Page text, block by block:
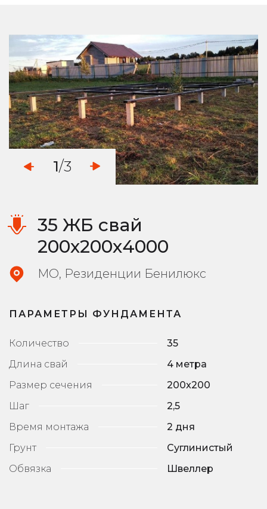
1/3
35 ЖБ свай
200х200х4000
МО, Резиденции Бенилюкс
ПАРАМЕТРЫ ФУНДАМЕНТА
Количество
35
Длина свай
4 метра
Размер сечения
200x200
Шаг
2,5
Время монтажа
2 дня
Грунт
Суглинистый
Обвязка
Швеллер